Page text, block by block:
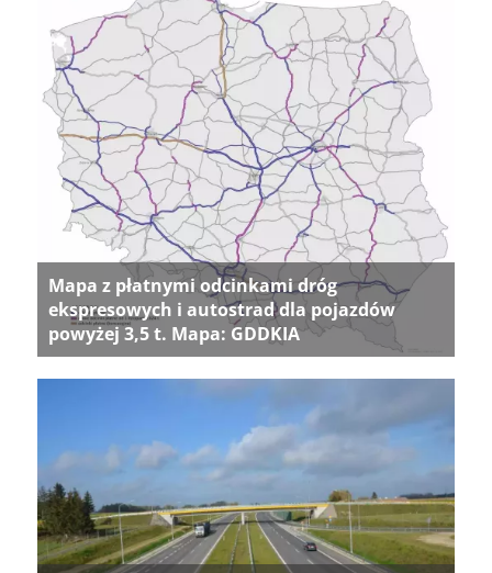
Mapa z płatnymi odcinkami dróg
ekspresowych i autostrad dla pojazdów
powyżej 3,5 t. Mapa: GDDKIA